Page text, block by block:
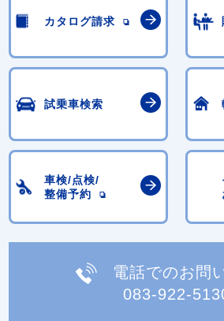
カタログ請求
試乗車検索
車検/点検/
整備予約
電話でのお問
083-922-